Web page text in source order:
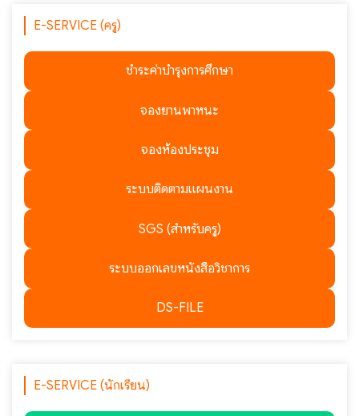
E-SERVICE (ครู)
ชำระค่าบำรุงการศึกษา
จองยานพาหนะ
จองห้องประชุม
ระบบติดตามแผนงาน
SGS (สำหรับครู)
ระบบออกเลขหนังสือวิชาการ
DS-FILE
E-SERVICE (นักเรียน)